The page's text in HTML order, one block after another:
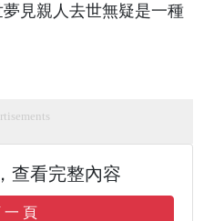
見親人去世無疑是一種
查看完整內容
一 頁